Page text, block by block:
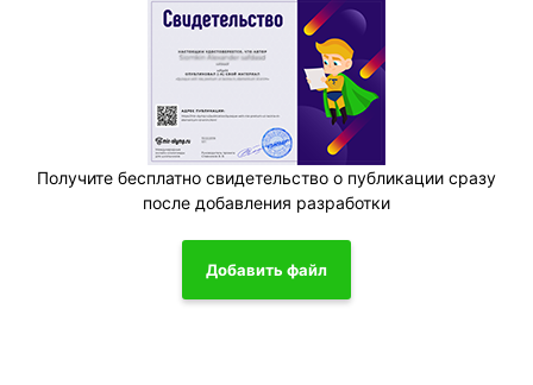
Получите бесплатно свидетельство о публикации сразу
после добавления разработки
Добавить файл